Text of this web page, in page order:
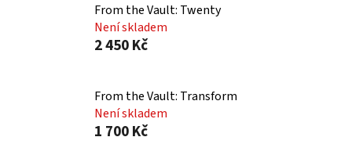
From the Vault: Twenty
Není skladem
2 450 Kč
From the Vault: Transform
Není skladem
1 700 Kč